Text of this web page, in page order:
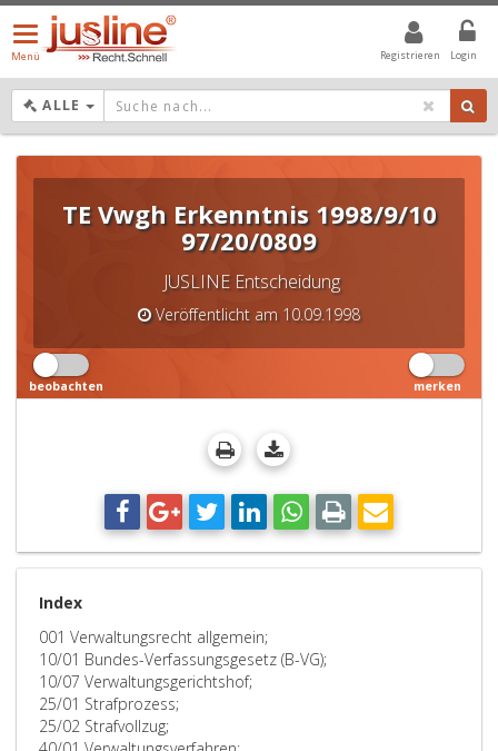
Registrieren Login
Menü
öffnen/schließen
Menü
ALLE DROPDOWN: GEWÄHLTER WERT IST ALLE
TE Vwgh Erkenntnis 1998/9/10
97/20/0809
JUSLINE Entscheidung
Veröffentlicht am 10.09.1998
beobachten merken
Index
001 Verwaltungsrecht allgemein;
10/01 Bundes-Verfassungsgesetz (B-VG);
10/07 Verwaltungsgerichtshof;
25/01 Strafprozess;
25/02 Strafvollzug;